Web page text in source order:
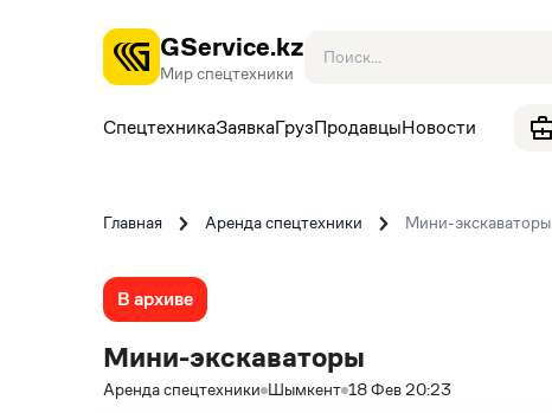
GService.kz
Мир спецтехники
СпецтехникаЗаявкаГрузПродавцыНовости
Главная Аренда спецтехники Мини-экскаваторы
В архиве
Мини-экскаваторы
Аренда спецтехники Шымкент 18 Фев 20:23